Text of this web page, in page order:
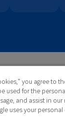
ATLAS Sp. z o.o.
Kilińskiego 2
91-421 Łódź
you agree to
used for the
and assist in
uses your personal